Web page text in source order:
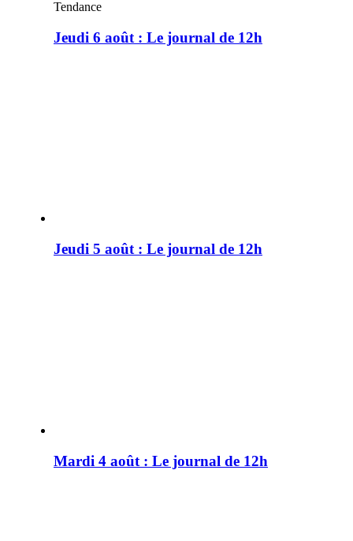
Tendance
Jeudi 6 août : Le journal de 12h
Jeudi 5 août : Le journal de 12h
Mardi 4 août : Le journal de 12h